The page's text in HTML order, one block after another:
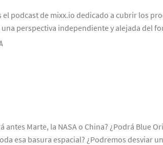
el podcast de mixx.io dedicado a cubrir los
una perspectiva independiente y alejada del
antes Marte, la NASA o China? ¿Podrá Blue
esa basura espacial? ¿Podremos desviar